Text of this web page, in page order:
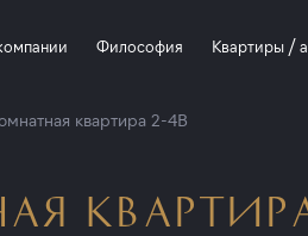
Философия Квартиры /
квартира 2-4B